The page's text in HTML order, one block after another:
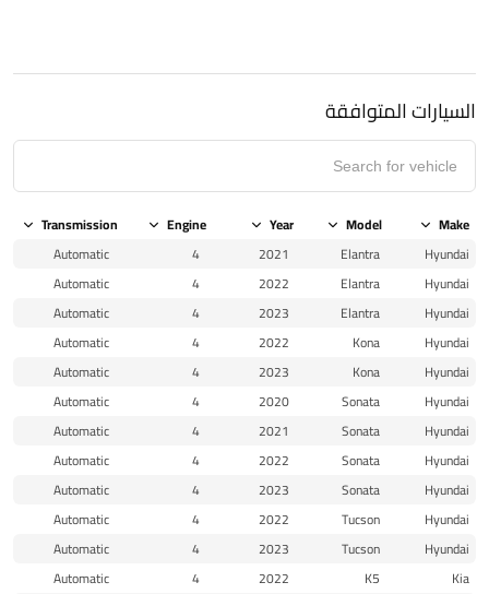
السيارات المتوافقة
Make
Model
Year
Engine
Transmission
Hyundai
Elantra
2021
4
Automatic
Hyundai
Elantra
2022
4
Automatic
Hyundai
Elantra
2023
4
Automatic
Hyundai
Kona
2022
4
Automatic
Hyundai
Kona
2023
4
Automatic
Hyundai
Sonata
2020
4
Automatic
Hyundai
Sonata
2021
4
Automatic
Hyundai
Sonata
2022
4
Automatic
Hyundai
Sonata
2023
4
Automatic
Hyundai
Tucson
2022
4
Automatic
Hyundai
Tucson
2023
4
Automatic
Kia
K5
2022
4
Automatic